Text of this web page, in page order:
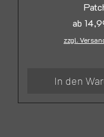
ab
Sale-
zzgl.
In den